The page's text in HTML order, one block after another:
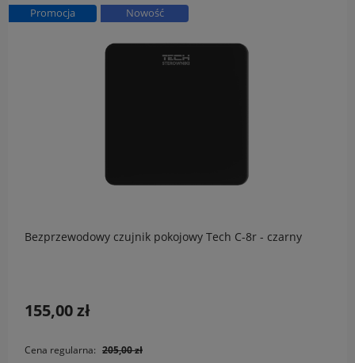
Bezprzewodowy czujnik pokojowy Tech C-8r - czarny
155,00 zł
Cena regularna: 205,00 zł
Promocja Nowość